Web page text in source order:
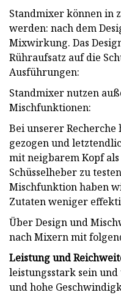
Standmixer können in
werden: nach dem
Mixwirkung. Das
Rühraufsatz auf die
Ausführungen:
Standmixer nutzen
Mischfunktionen:
Bei unserer
gezogen und
mit neigbarem Kopf
Schüsselheber zu
Mischfunktion haben
Zutaten weniger
Über Design und
nach Mixern mit
Leistung und
leistungsstark sein
und hohe